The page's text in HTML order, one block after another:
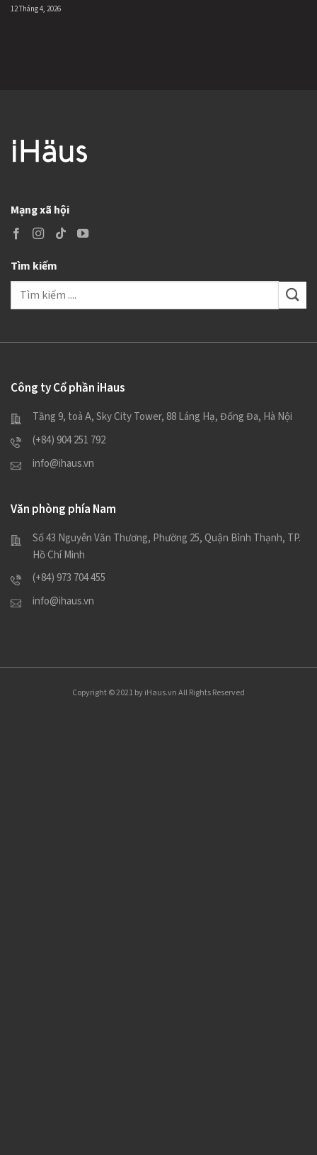
12 Tháng 4, 2026
Mạng xã hội
Tìm kiếm
Tìm
Công ty Cổ phần iHaus
Tầng 9, toà A, Sky City Tower, 88 Láng Hạ, Đống Đa, Hà Nội
(+84) 904 251 792
info@ihaus.vn
Văn phòng phía Nam
Số 43 Nguyễn Văn Thương, Phường 25, Quận Bình Thạnh, TP.
Hồ Chí Minh
(+84) 973 704 455
info@ihaus.vn
Copyright © 2021 by iHaus.vn All Rights Reserved